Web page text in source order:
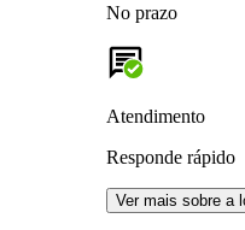
No prazo
Atendimento
Responde rápido
Ver mais sobre a